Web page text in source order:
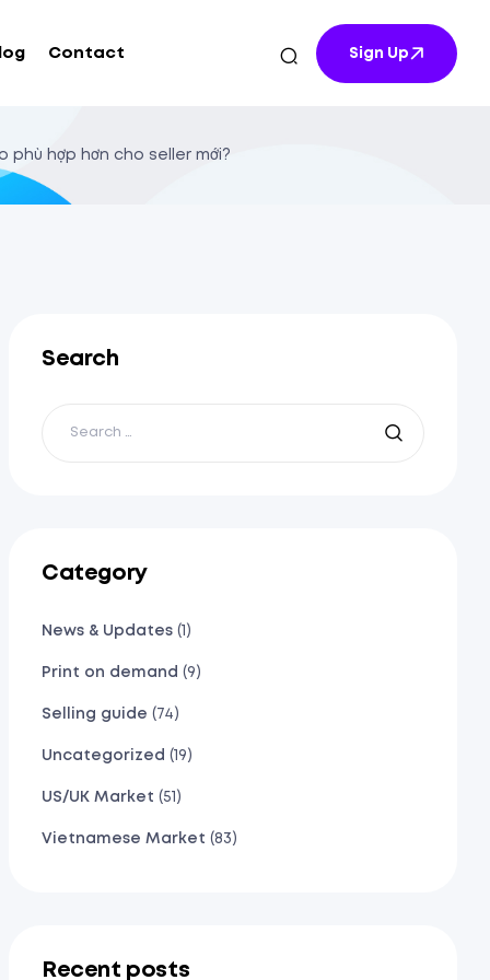
Contact Sign Up
phù hợp hơn cho seller mới?
Search
Category
News & Updates (1)
Print on demand (9)
Selling guide (74)
Uncategorized (19)
US/UK Market (51)
Vietnamese Market (83)
Recent posts